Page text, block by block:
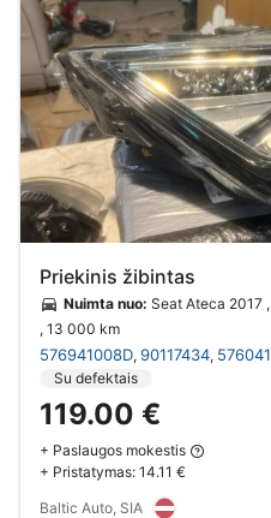
Priekinis žibintas
Nuimta nuo: Seat Ateca 2017
, 13 000 km
576941008D, 90117434,
Su defektais
119.00 €
+ Paslaugos mokestis
+ Pristatymas: 14.11 €
Baltic Auto, SIA